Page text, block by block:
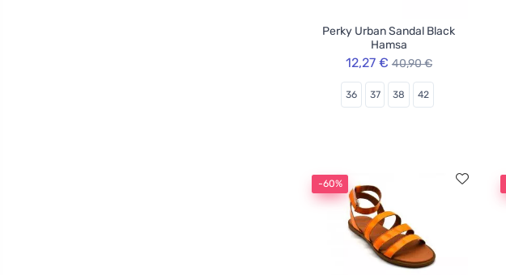
Perky Urban Sandal Black
Hamsa
12,27 € 40,90 €
36 37 38 42
-60%